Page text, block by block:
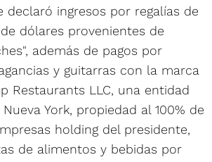
declaró ingresos por regalías de
dólares provenientes de
además de pagos por
y guitarras con la marca
Restaurants LLC, una entidad
York, propiedad al 100% de
holding del presidente,
de alimentos y bebidas por